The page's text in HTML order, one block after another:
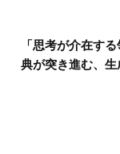
「思考が介在す
典が突き進む、生